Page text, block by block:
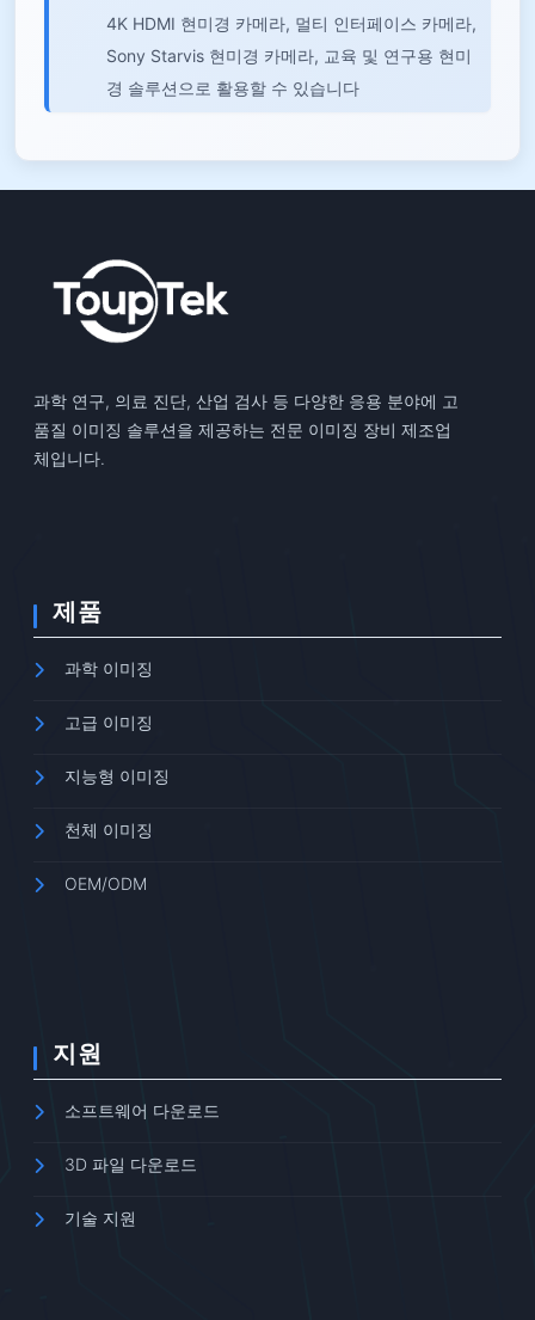
4K HDMI 현미경 카메라, 멀티 인터페이스 카메라,
Sony Starvis 현미경 카메라, 교육 및 연구용 현미
경 솔루션으로 활용할 수 있습니다
과학 연구, 의료 진단, 산업 검사 등 다양한 응용 분야에 고
품질 이미징 솔루션을 제공하는 전문 이미징 장비 제조업
체입니다.
제품
과학 이미징
고급 이미징
지능형 이미징
천체 이미징
OEM/ODM
지원
소프트웨어 다운로드
3D 파일 다운로드
기술 지원